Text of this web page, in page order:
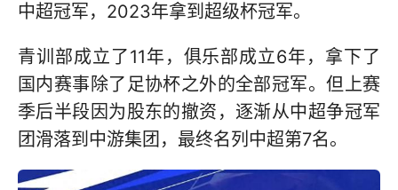
中超冠军，2023年拿到超级杯冠军。
青训部成立了11年，俱乐部成立6年，拿下了
国内赛事除了足协杯之外的全部冠军。但上赛
季后半段因为股东的撤资，逐渐从中超争冠军
团滑落到中游集团，最终名列中超第7名。